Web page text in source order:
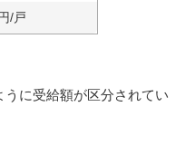
/戸
に受給額が区分されてい